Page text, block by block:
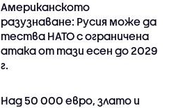
Американското
разузнаване: Русия може да
тества НАТО с ограничена
атака от тази есен до 2029
г.
Над 50 000 евро, злато и